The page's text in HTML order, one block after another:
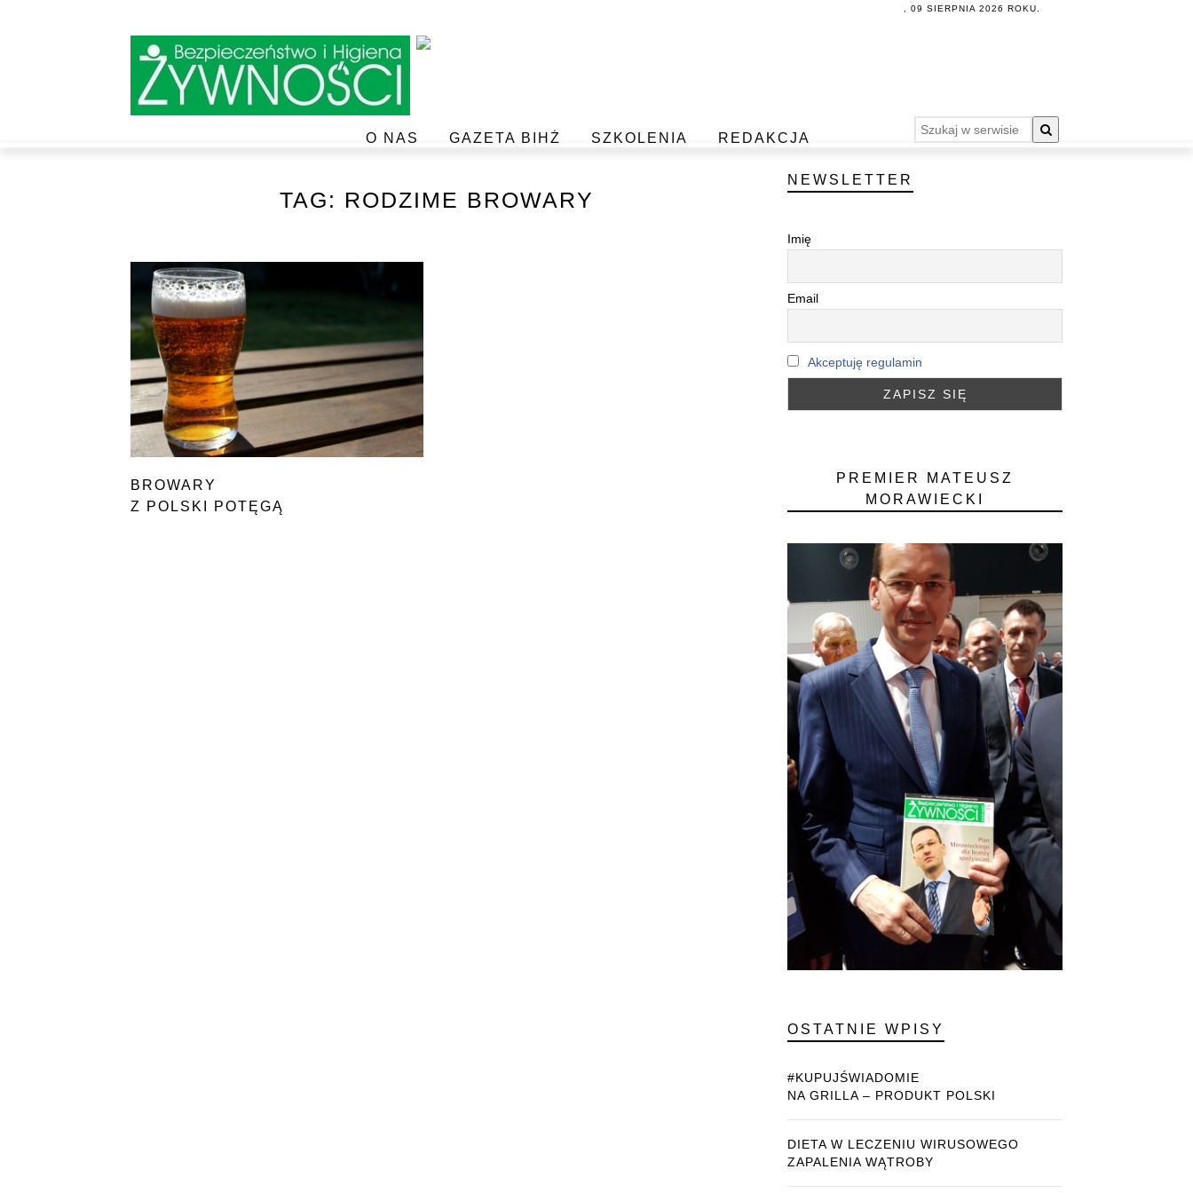
, 09 SIERPNIA 2026 ROKU.
O NAS GAZETA BIHŻ SZKOLENIA REDAKCJA
TAG: RODZIME BROWARY
BROWARY
Z POLSKI POTĘGĄ
NEWSLETTER
Imię
Email
Akceptuję regulamin
PREMIER MATEUSZ
MORAWIECKI
OSTATNIE WPISY
#KUPUJŚWIADOMIE
NA GRILLA – PRODUKT POLSKI
DIETA W LECZENIU WIRUSOWEGO
ZAPALENIA WĄTROBY